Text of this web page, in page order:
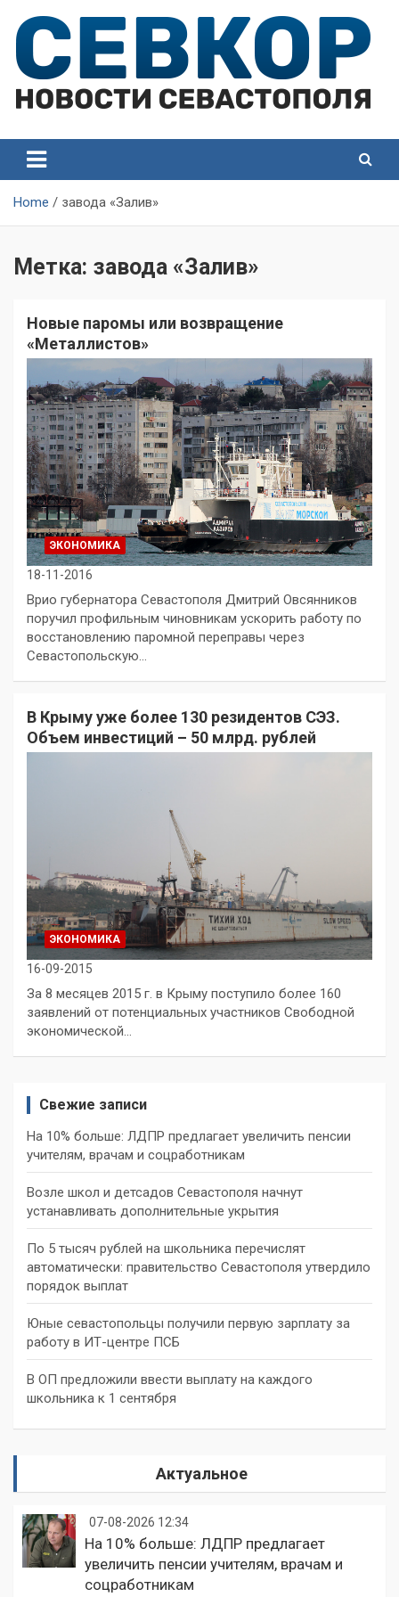
content
Севастополя
Севастополя
Home завода «Залив»
Метка: завода «Залив»
Новые паромы или возвращение
«Металлистов»
ЭКОНОМИКА
18-11-2016
Врио губернатора Севастополя Дмитрий Овсянников
поручил профильным чиновникам ускорить работу по
восстановлению паромной переправы через
Севастопольскую…
В Крыму уже более 130 резидентов СЭЗ.
Объем инвестиций – 50 млрд. рублей
ЭКОНОМИКА
16-09-2015
За 8 месяцев 2015 г. в Крыму поступило более 160
заявлений от потенциальных участников Свободной
экономической…
Свежие записи
На 10% больше: ЛДПР предлагает увеличить пенсии
учителям, врачам и соцработникам
Возле школ и детсадов Севастополя начнут
устанавливать дополнительные укрытия
По 5 тысяч рублей на школьника перечислят
автоматически: правительство Севастополя утвердило
порядок выплат
Юные севастопольцы получили первую зарплату за
работу в ИТ-центре ПСБ
В ОП предложили ввести выплату на каждого
школьника к 1 сентября
Актуальное
07-08-2026 12:34
На 10% больше: ЛДПР предлагает
увеличить пенсии учителям, врачам и
соцработникам